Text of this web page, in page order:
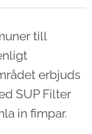
till
erbjuds
SUP Filter
in fimpar.